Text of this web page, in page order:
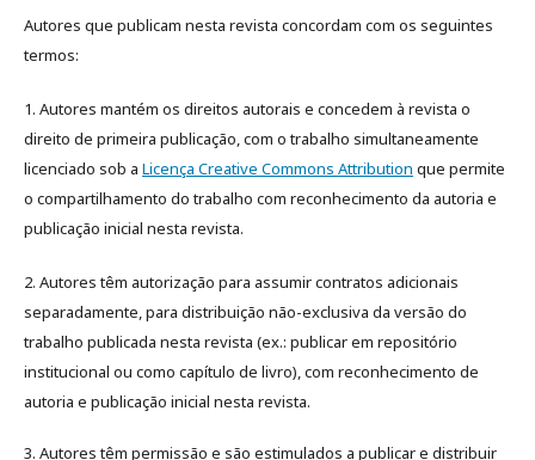
Autores que publicam nesta revista concordam com os seguintes
termos:
1. Autores mantém os direitos autorais e concedem à revista o
direito de primeira publicação, com o trabalho simultaneamente
licenciado sob a Licença Creative Commons Attribution que permite
o compartilhamento do trabalho com reconhecimento da autoria e
publicação inicial nesta revista.
2. Autores têm autorização para assumir contratos adicionais
separadamente, para distribuição não-exclusiva da versão do
trabalho publicada nesta revista (ex.: publicar em repositório
institucional ou como capítulo de livro), com reconhecimento de
autoria e publicação inicial nesta revista.
3. Autores têm permissão e são estimulados a publicar e distribuir